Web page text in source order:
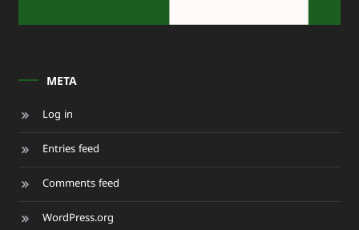
META
Log in
Entries feed
Comments feed
WordPress.org